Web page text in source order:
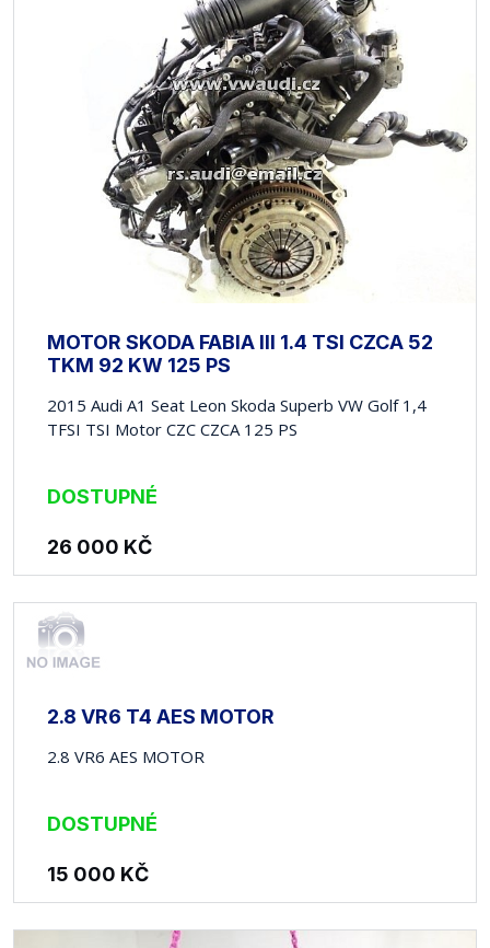
MOTOR SKODA FABIA III 1.4 TSI CZCA 52
TKM 92 KW 125 PS
2015 Audi A1 Seat Leon Skoda Superb VW Golf 1,4
TFSI TSI Motor CZC CZCA 125 PS
DOSTUPNÉ
26 000 KČ
2.8 VR6 T4 AES MOTOR
2.8 VR6 AES MOTOR
DOSTUPNÉ
15 000 KČ